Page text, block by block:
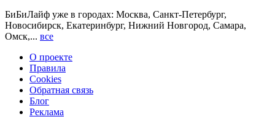
БиБиЛайф уже в городах: Москва, Санкт-Петербург,
Новосибирск, Екатеринбург, Нижний Новгород, Самара,
Омск,... все
О проекте
Правила
Cookies
Обратная связь
Блог
Реклама